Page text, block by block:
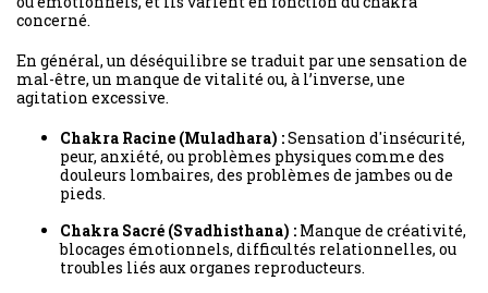
concerné.
En général, un déséquilibre se traduit par une sensation de
mal-être, un manque de vitalité ou, à l’inverse, une
agitation excessive.
Chakra Racine (Muladhara) :Sensation d'insécurité,
peur, anxiété, ou problèmes physiques comme des
douleurs lombaires, des problèmes de jambes ou de
pieds.
Chakra Sacré (Svadhisthana) : Manque de créativité,
blocages émotionnels, difficultés relationnelles, ou
troubles liés aux organes reproducteurs.